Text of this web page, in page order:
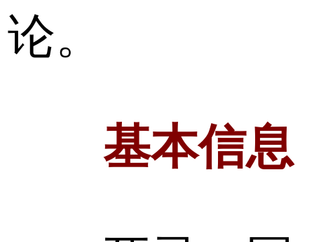
论。
基本信息